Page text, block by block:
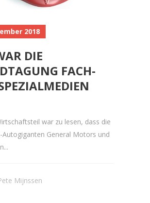
2018
DIE
FACH-
war zu lesen, dass die
Autogiganten General Motors und
Mijnssen